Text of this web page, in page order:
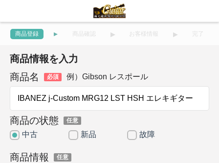
商品登録 商品確認 お客様情報 完了
商品情報を入力
商品名
必須 例）Gibson レスポール
商品の状態 任意
中古 新品 故障
商品情報 任意